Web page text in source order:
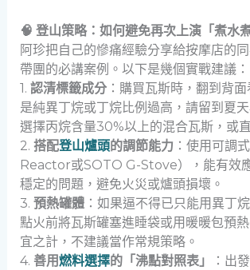
🧠 登山策略：如何避免再次上演「煮水
阿珍把自己的慘痛經驗分享給按摩店的
帶團的必講案例。以下是幾個實戰建議：
1. 認清標籤成分：購買瓦斯時，翻到背
是純異丁烷或丁烷比例過高，請留到夏
選擇丙烷含量30%以上的混合瓦斯，或
2. 搭配登山爐頭的調節能力 ：使用可調
Reactor或SOTO G-Stove），能有效
穩定的問題，避免火災或爐頭損壞。
3. 預熱罐體：如果逼不得已只能用異丁
點火前將瓦斯罐塞進睡袋或用暖暖包預
宜之計，不建議當作常規策略。
4. 善用燃料選擇的「沸點對照表」
：出